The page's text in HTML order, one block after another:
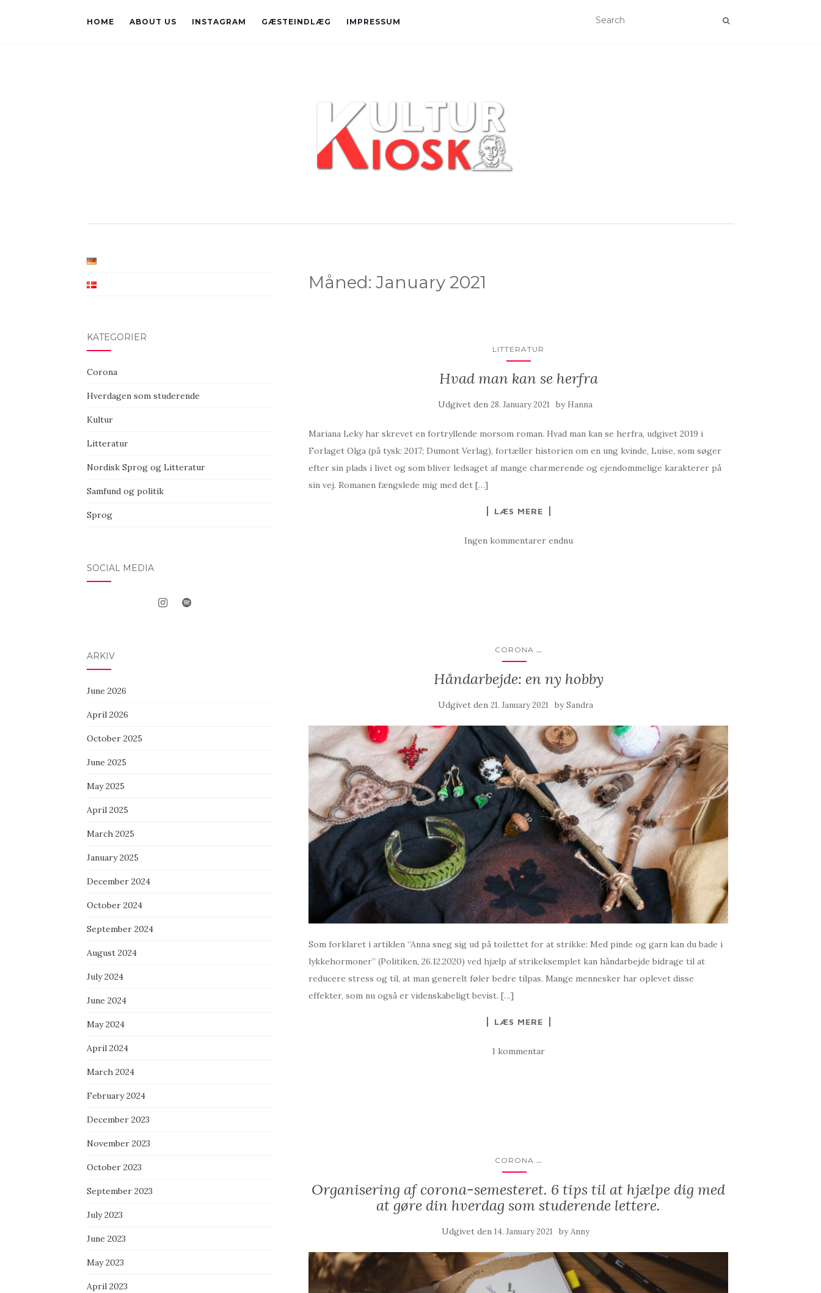
HOME ABOUT US INSTAGRAM GÆSTEINDLÆG IMPRESSUM
Måned:January 2021
LITTERATUR
Hvad man kan se herfra
Udgivet den28. January 2021 by Hanna
Mariana Leky har skrevet en fortryllende morsom roman. Hvad man kan se herfra, udgivet 2019 i
Forlaget Olga (på tysk: 2017; Dumont Verlag), fortæller historien om en ung kvinde, Luise, som søger
efter sin plads i livet og som bliver ledsaget af mange charmerende og ejendommelige karakterer på
sin vej. Romanen fængslede mig med det […]
LÆS MERE
Ingen kommentarer endnu
CORONA ...
Håndarbejde: en ny hobby
Udgivet den 21. January 2021 bySandra
Som forklaret i artiklen “Anna sneg sig ud på toilettet for at strikke: Med pinde og garn kan du bade i
lykkehormoner” (Politiken, 26.12.2020) ved hjælp af strikeksemplet kan håndarbejde bidrage til at
reducere stress og til, at man generelt føler bedre tilpas. Mange mennesker har oplevet disse
effekter, som nu også er videnskabeligt bevist. […]
LÆS MERE
1 kommentar
CORONA ...
Organisering af corona-semesteret. 6 tips til at hjælpe dig med
at gøre din hverdag som studerende lettere.
Udgivet den 14. January 2021 byAnny
KATEGORIER
Corona
Hverdagen som studerende
Kultur
Litteratur
Nordisk Sprog og Litteratur
Samfund og politik
Sprog
SOCIAL MEDIA
ARKIV
June 2026
April 2026
October 2025
June 2025
May 2025
April 2025
March 2025
January 2025
December 2024
October 2024
September 2024
August 2024
July 2024
June 2024
May 2024
April 2024
March 2024
February 2024
December 2023
November 2023
October 2023
September 2023
July 2023
June 2023
May 2023
April 2023